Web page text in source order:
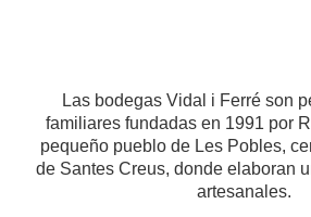
Las bodegas Vidal i Ferré son
familiares fundadas en 1991 por
pequeño pueblo de Les Pobles,
de Santes Creus, donde elaboran
artesanales.